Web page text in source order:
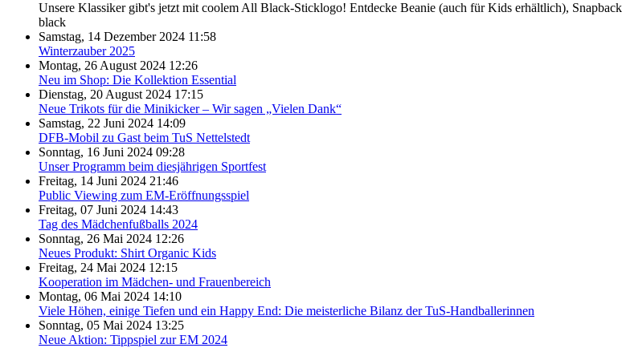
Unsere Klassiker gibt's jetzt mit coolem All Black-Sticklogo! Entdecke Beanie (auch für Kids erhältlich),
black
Samstag, 14 Dezember 2024 11:58
Winterzauber 2025
Montag, 26 August 2024 12:26
Neu im Shop: Die Kollektion Essential
Dienstag, 20 August 2024 17:15
Neue Trikots für die Minikicker – Wir sagen „Vielen Dank“
Samstag, 22 Juni 2024 14:09
DFB-Mobil zu Gast beim TuS Nettelstedt
Sonntag, 16 Juni 2024 09:28
Unser Programm beim diesjährigen Sportfest
Freitag, 14 Juni 2024 21:46
Public Viewing zum EM-Eröffnungsspiel
Freitag, 07 Juni 2024 14:43
Tag des Mädchenfußballs 2024
Sonntag, 26 Mai 2024 12:26
Neues Produkt: Shirt Organic Kids
Freitag, 24 Mai 2024 12:15
Kooperation im Mädchen- und Frauenbereich
Montag, 06 Mai 2024 14:10
Viele Höhen, einige Tiefen und ein Happy End: Die meisterliche Bilanz der TuS-Handballerinnen
Sonntag, 05 Mai 2024 13:25
Neue Aktion: Tippspiel zur EM 2024